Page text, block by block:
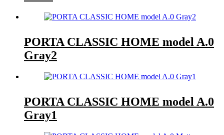
PORTA CLASSIC HOME model A.0
Gray2
PORTA CLASSIC HOME model A.0
Gray1